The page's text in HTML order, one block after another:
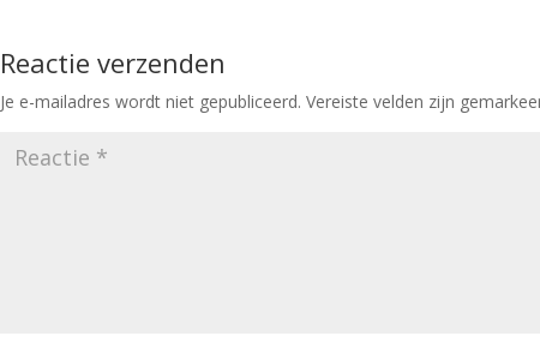
Reactie verzenden
Je e-mailadres wordt niet gepubliceerd. Vereiste velden zijn